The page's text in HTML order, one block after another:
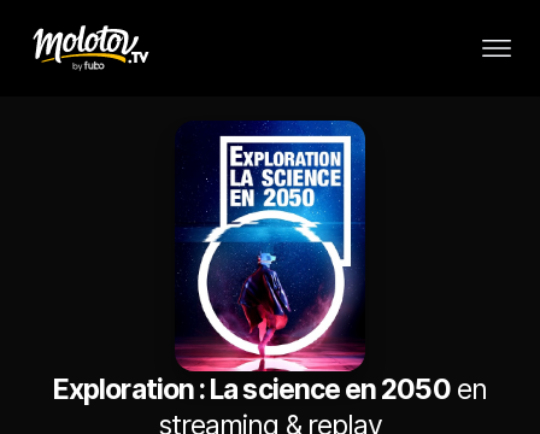
Exploration : La science en 2050en
streaming & replay